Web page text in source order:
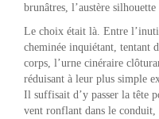
brunâtres, l’austère
Le choix était là. Entre
cheminée inquiétant, tentant
corps, l’urne cinéraire
réduisant à leur plus simple
Il suffisait d’y passer la tête
vent ronflant dans le conduit,